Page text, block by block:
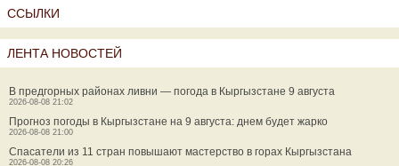
ССЫЛКИ
ЛЕНТА НОВОСТЕЙ
В предгорных районах ливни — погода в Кыргызстане 9 августа
2026-08-08 21:02
Прогноз погоды в Кыргызстане на 9 августа: днем будет жарко
2026-08-08 21:00
Спасатели из 11 стран повышают мастерство в горах Кыргызстана
2026-08-08 20:26